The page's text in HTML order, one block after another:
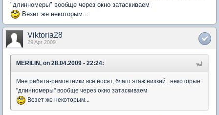
"длинномеры" вообще через окно затаскиваем
Везет же некоторым...
Viktoria28
29 Apr 2009
MERILIN, on 28.04.2009 - 22:24:
Мне ребята-ремонтники всё носят, благо этаж низкий...некоторые
"длинномеры" вообще через окно затаскиваем
Везет же некоторым...